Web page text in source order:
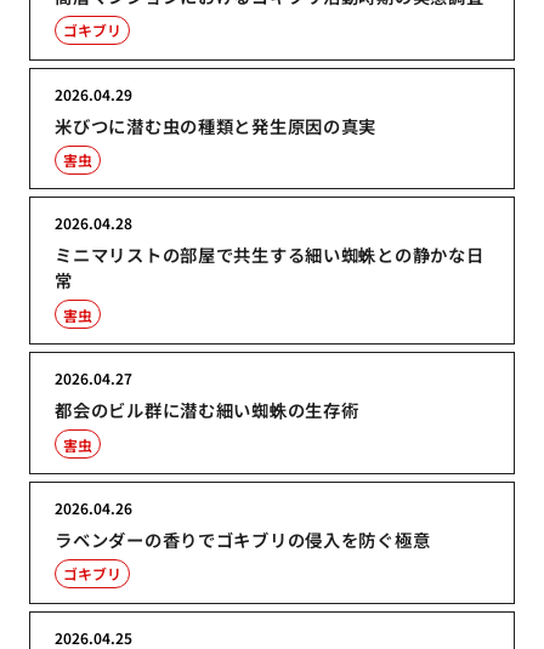
ゴキブリ
米びつに潜む虫の種類と発生原因の真実
2026.04.29
害虫
ミニマリストの部屋で共生する細い蜘蛛との静かな日
常
2026.04.28
害虫
都会のビル群に潜む細い蜘蛛の生存術
2026.04.27
害虫
ラベンダーの香りでゴキブリの侵入を防ぐ極意
2026.04.26
ゴキブリ
2026.04.25